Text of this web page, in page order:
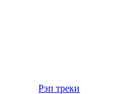
Рэп треки